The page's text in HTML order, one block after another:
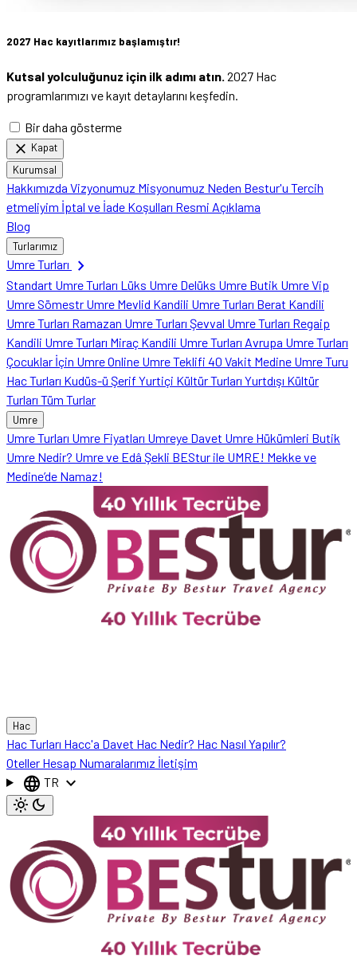
2027 Hac kayıtlarımız başlamıştır!
Kutsal yolculuğunuz için ilk adımı atın. 2027 Hac
programlarımızı ve kayıt detaylarını keşfedin.
Bir daha gösterme
close Kapat
Kurumsal
Hakkımızda Vizyonumuz Misyonumuz Neden Bestur'u Tercih
etmeliyim İptal ve İade Koşulları Resmi Açıklama
Blog
Turlarımız
Umre Turları chevron_right
Standart Umre Turları Lüks Umre Delüks Umre Butik UmreVip
UmreSömestr Umre Mevlid Kandili Umre Turları Berat Kandili
Umre Turları Ramazan Umre Turları Şevval Umre Turları Regaip
Kandili Umre Turları Miraç Kandili Umre Turları Avrupa Umre Turları
Çocuklar İçin UmreOnline Umre Teklifi 40 Vakit Medine Umre Turu
Hac Turları Kudüs-ü Şerif Yurtiçi Kültür Turları Yurtdışı Kültür
Turları Tüm Turlar
Umre
Umre Turları Umre Fiyatları Umreye Davet Umre Hükümleri Butik
Umre Nedir? Umre ve Edâ Şekli BEStur ile UMRE! Mekke ve
Medine’de Namaz!
Hac
Hac Turları Hacc'a Davet Hac Nedir? Hac Nasıl Yapılır?
Oteller Hesap Numaralarımız İletişim
language TR expand_more
light_mode dark_mode